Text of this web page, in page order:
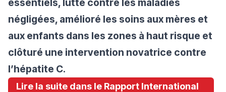
essentiels, lutté contre les maladies
négligées, amélioré les soins aux mères et
aux enfants dans les zones à haut risque et
clôturé une intervention novatrice contre
l’hépatite C.
Lire la suite dans le Rapport International